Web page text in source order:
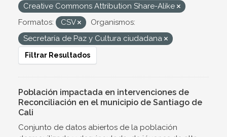
Creative Commons Attribution Share-Alike
Formatos:
CSV
Organismos:
Secretaría de Paz y Cultura ciudadana
Filtrar Resultados
Población impactada en intervenciones de
Reconciliación en el municipio de Santiago de
Cali
Conjunto de datos abiertos de la población